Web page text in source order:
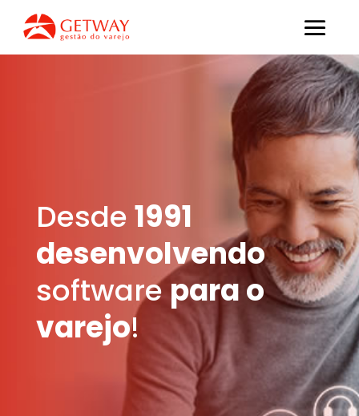
Desde1991
desenvolvendo
softwarepara o
varejo!